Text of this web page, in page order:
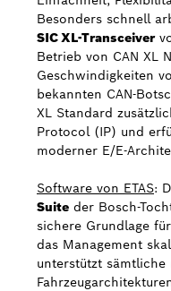
Besonders schnell
SIC XL-Transceiver
Betrieb von CAN XL
Geschwindigkeiten
bekannten CAN-
XL Standard
Protocol (IP) und
moderner E/E-
Software von ETAS:
Suite der Bosch-
sichere Grundlage
das Management
unterstützt sämtliche